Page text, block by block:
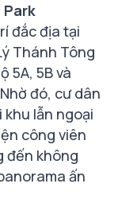
Park
đắc địa tại
Thánh Tông
5A, 5B và
đó, cư dân
lẫn ngoại
công viên
đến không
ấn